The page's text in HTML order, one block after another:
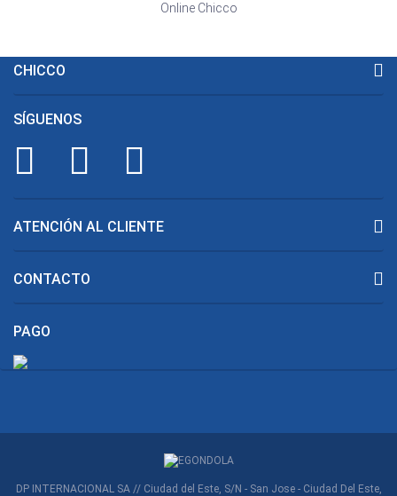
Online Chicco
CHICCO
SÍGUENOS
ATENCIÓN AL CLIENTE
CONTACTO
PAGO
DP INTERNACIONAL SA // Ciudad del Este, S/N - San Jose - Ciudad Del Este,